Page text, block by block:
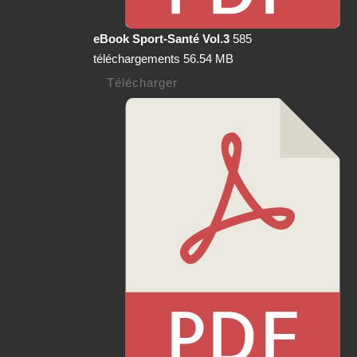
eBook Sport-Santé Vol.3 585
téléchargements 56.54 MB
Télécharger